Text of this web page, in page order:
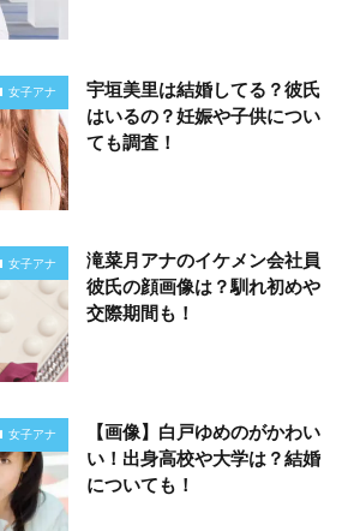
女子アナ
宇垣美里は結婚してる？彼氏
はいるの？妊娠や子供につい
ても調査！
女子アナ
滝菜月アナのイケメン会社員
彼氏の顔画像は？馴れ初めや
交際期間も！
女子アナ
【画像】白戸ゆめのがかわい
い！出身高校や大学は？結婚
についても！